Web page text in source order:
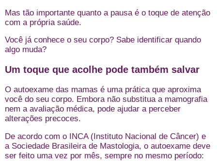
Mas tão importante quanto a pausa é o toque de atenção
com a própria saúde.
Você já conhece o seu corpo? Sabe identificar quando
algo muda?
Um toque que acolhe pode também salvar
O autoexame das mamas é uma prática que aproxima
você do seu corpo. Embora não substitua a mamografia
nem a avaliação médica, pode ajudar a perceber
alterações precoces.
De acordo com o INCA (Instituto Nacional de Câncer) e
a Sociedade Brasileira de Mastologia, o autoexame deve
ser feito uma vez por mês, sempre no mesmo período: